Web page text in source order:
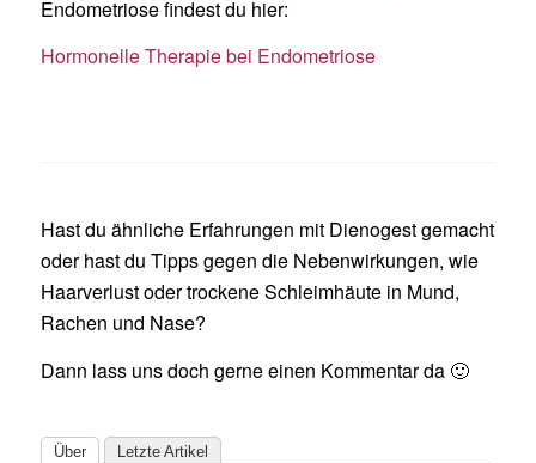
Endometriose findest du hier:
Hormonelle Therapie bei Endometriose
Hast du ähnliche Erfahrungen mit Dienogest gemacht
oder hast du Tipps gegen die Nebenwirkungen, wie
Haarverlust oder trockene Schleimhäute in Mund,
Rachen und Nase?
Dann lass uns doch gerne einen Kommentar da 🙂
Über Letzte Artikel